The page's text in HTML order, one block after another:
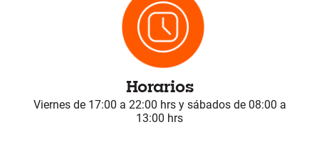
Horarios
Viernes de 17:00 a 22:00 hrs y sábados de 08:00 a
13:00 hrs